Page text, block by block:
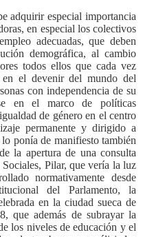
adquirir especial importancia
en especial los colectivos
adecuadas, que deben
demográfica, al cambio
todos ellos que cada vez
el devenir del mundo del
con independencia de su
en el marco de políticas
de género en el centro
permanente y dirigido a
ponía de manifiesto también
la apertura de una consulta
Pilar, que vería la luz
normativamente desde
del Parlamento, la
en la ciudad sueca de
que además de subrayar la
los niveles de educación y el